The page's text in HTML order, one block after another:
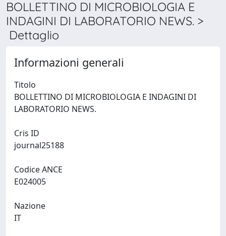
BOLLETTINO DI MICROBIOLOGIA E
INDAGINI DI LABORATORIO NEWS. >
Dettaglio
Informazioni generali
Titolo
BOLLETTINO DI MICROBIOLOGIA E INDAGINI DI
Cris ID
Codice ANCE
Nazione